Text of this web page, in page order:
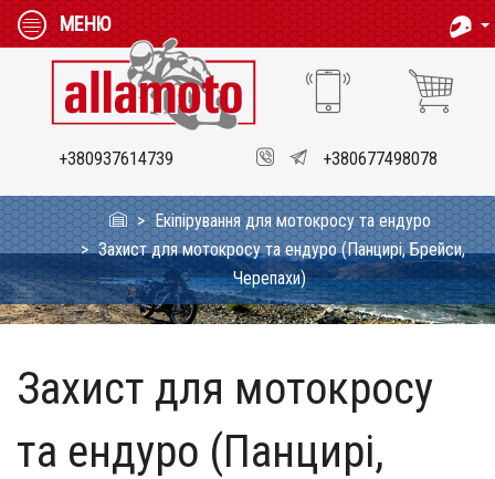
МЕНЮ
+380937614739 +380677498078
Екіпірування для мотокросу та ендуро
Захист для мотокросу та ендуро (Панцирі, Брейси,
Черепахи)
Захист для мотокросу
та ендуро (Панцирі,